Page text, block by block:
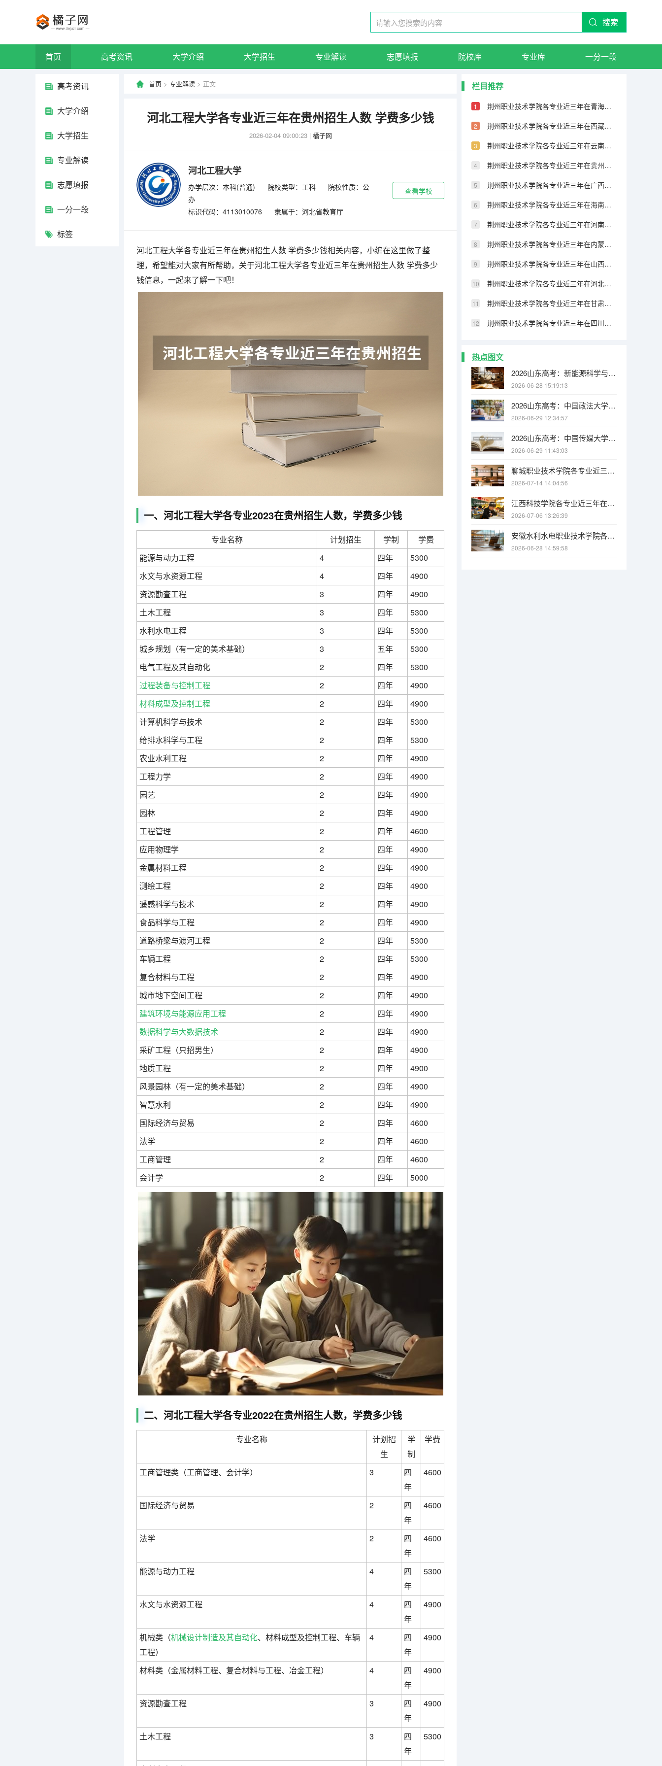
搜索
首页 高考资讯 大学介绍 大学招生 专业解读 志愿填报 院校库 专业库 一分一段
高考资讯
大学介绍
大学招生
专业解读
志愿填报
一分一段
标签
首页 > 专业解读 > 正文
河北工程大学各专业近三年在贵州招生人数 学费多少钱
2026-02-04 09:00:23 | 橘子网
河北工程大学
办学层次：本科(普通) 院校类型：工科
院校性质：公
办
标识代码：4113010076
隶属于：河北省教育厅
查看学校
河北工程大学各专业近三年在贵州招生人数 学费多少钱相关内容，小编在这里做了整
理，希望能对大家有所帮助，关于河北工程大学各专业近三年在贵州招生人数 学费多少
钱信息，一起来了解一下吧！
一、河北工程大学各专业2023在贵州招生人数，学费多少钱
专业名称 计划招生 学制
学费
能源与动力工程
4 四年
5300
水文与水资源工程
4 四年
4900
资源勘查工程
3 四年
4900
土木工程
3 四年
5300
水利水电工程
3 四年
5300
城乡规划（有一定的美术基础）
3 五年
5300
电气工程及其自动化
2 四年
5300
过程装备与控制工程
2 四年
4900
材料成型及控制工程
2 四年
4900
计算机科学与技术
2 四年
5300
给排水科学与工程
2 四年
5300
农业水利工程
2 四年
4900
工程力学
2 四年
4900
园艺
2 四年
4900
园林
2 四年
4900
工程管理
2 四年
4600
应用物理学
2 四年
4900
金属材料工程
2 四年
4900
测绘工程
2 四年
4900
遥感科学与技术
2 四年
4900
食品科学与工程
2 四年
4900
道路桥梁与渡河工程
2 四年
5300
车辆工程
2 四年
5300
复合材料与工程
2 四年
4900
城市地下空间工程
2 四年
4900
建筑环境与能源应用工程
2 四年
4900
数据科学与大数据技术
2 四年
4900
采矿工程（只招男生）
2 四年
4900
地质工程
2 四年
4900
风景园林（有一定的美术基础）
2 四年
4900
智慧水利
2 四年
4900
国际经济与贸易
2 四年
4600
法学
2 四年
4600
工商管理
2 四年
4600
会计学
2 四年 5000
二、河北工程大学各专业2022在贵州招生人数，学费多少钱
专业名称
计划招
生
学
制
学费
工商管理类（工商管理、会计学） 3
四
年
4600
国际经济与贸易 2
四
年
4600
法学 2
四
年
4600
能源与动力工程 4
四
年
5300
水文与水资源工程 4
四
年
4900
机械类（机械设计制造及其自动化、材料成型及控制工程、车辆
工程）
4
四
年
4900
材料类（金属材料工程、复合材料与工程、冶金工程） 4
四
年
4900
资源勘查工程 3
四
年
4900
土木工程 3
四
年
5300
栏目推荐
荆州职业技术学院各专业近三年在青海招生人数 学费多少钱
荆州职业技术学院各专业近三年在西藏招生人数 学费多少钱
荆州职业技术学院各专业近三年在云南招生人数 学费多少钱
荆州职业技术学院各专业近三年在贵州招生人数 学费多少钱
荆州职业技术学院各专业近三年在广西招生人数 学费多少钱
荆州职业技术学院各专业近三年在海南招生人数 学费多少钱
荆州职业技术学院各专业近三年在河南招生人数 学费多少钱
荆州职业技术学院各专业近三年在内蒙古招生人数 学费多少钱
荆州职业技术学院各专业近三年在山西招生人数 学费多少钱
荆州职业技术学院各专业近三年在河北招生人数 学费多少钱
荆州职业技术学院各专业近三年在甘肃招生人数 学费多少钱
荆州职业技术学院各专业近三年在四川招生人数 学费多少钱
热点图文
2026山东高考：新能源科学与工程绿牌专业，双碳战略下人才缺口超百万
2026-06-28 15:19:13
2026山东高考：中国政法大学15000名以内可报，中外合作办学570分可冲
2026-06-29 12:34:57
2026山东高考：中国传媒大学山东总计划121人增额21人，20000名以内可报
2026-06-29 11:43:03
聊城职业技术学院各专业近三年在山东招生人数 学费多少钱
2026-07-14 14:04:56
江西科技学院各专业近三年在广东招生人数 学费多少钱
2026-07-06 13:26:39
安徽水利水电职业技术学院各专业近三年在安徽招生人数 学费多少钱
2026-06-28 14:59:58